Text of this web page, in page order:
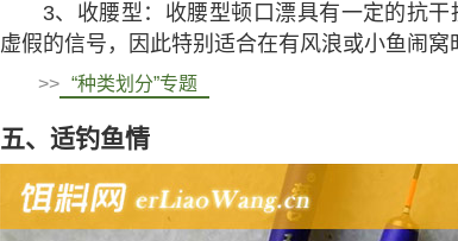
3、收腰型：收腰型顿口漂具有一定的抗
虚假的信号，因此特别适合在有风浪或小鱼闹窝
>> “种类划分”专题
五、适钓鱼情